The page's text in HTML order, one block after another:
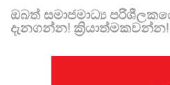
ඔබත් සමාජමාධ්‍ය
දැනගන්න! ක්‍රියාත්මකවන්න!